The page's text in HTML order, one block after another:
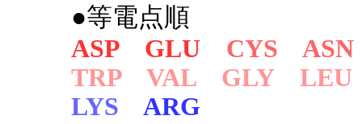
●等電点順
ASP GLU
CYS
TRP VAL GLY LEU
LYS
ARG